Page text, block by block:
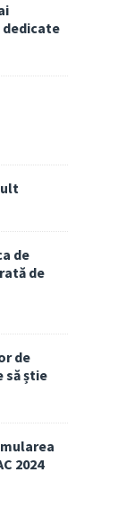
dedicate
de
de
de
să știe
2024